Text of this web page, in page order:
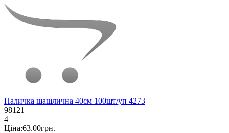
Паличка шашлична 40см 100шт/уп 4273
98121
4
Ціна:63.00грн.